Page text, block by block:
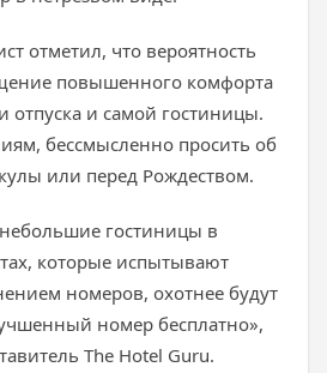
отметил, что вероятность
повышенного комфорта
отпуска и самой гостиницы.
бессмысленно просить об
или перед Рождеством.
гостиницы в
которые испытывают
номеров, охотнее будут
номер бесплатно»,
The Hotel Guru.